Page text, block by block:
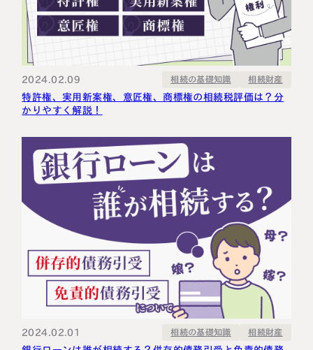
2024.02.09 相続の基礎知識 相続財産
特許権、実用新案権、意匠権、商標権の相続税評価は？分
かりやすく解説！
2024.02.01 相続の基礎知識 相続財産